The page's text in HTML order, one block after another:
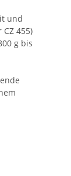
und
455)
g bis